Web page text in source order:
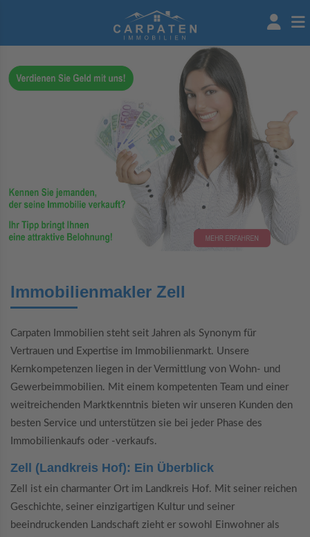
Immobilienmakler Zell
Carpaten Immobilien steht seit Jahren als Synonym für
Vertrauen und Expertise im Immobilienmarkt. Unsere
Kernkompetenzen liegen in der Vermittlung von Wohn- und
Gewerbeimmobilien. Mit einem kompetenten Team und einer
weitreichenden Marktkenntnis bieten wir unseren Kunden den
besten Service und unterstützen sie bei jeder Phase des
Immobilienkaufs oder -verkaufs.
Zell (Landkreis Hof): Ein Überblick
Zell ist ein charmanter Ort im Landkreis Hof. Mit seiner reichen
Geschichte, seiner einzigartigen Kultur und seiner
beeindruckenden Landschaft zieht er sowohl Einwohner als